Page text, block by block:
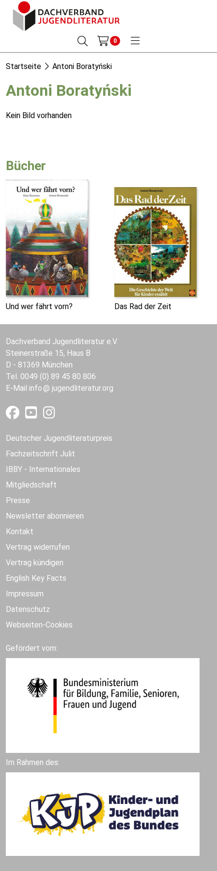
0
Startseite Antoni Boratyński
Antoni Boratyński
Kein Bild vorhanden
Bücher
Und wer fährt vorn? Das Rad der Zeit
Dachverband Jugendliteratur e.V.
Steinerstraße 15, Haus B
D - 81369 München
Tel. 0049 (0) 89 45 80 806
E-Mail info jugendliteratur.org
Deutscher Jugendliteraturpreis
Fachzeitschrift Julit
IBBY - Internationales
Mitgliedschaft
Presse
Newsletter abonnieren
Kontakt
Vertrag widerrufen
Vertrag kündigen
English Key Facts
Impressum
Datenschutz
Webseiten-Cookies
Gefördert vom:
Im Rahmen des: